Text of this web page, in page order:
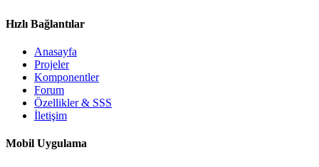
Hızlı Bağlantılar
Anasayfa
Projeler
Komponentler
Forum
Özellikler & SSS
İletişim
Mobil Uygulama